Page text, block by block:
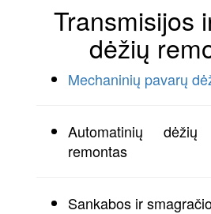
Transmisijos
dėžių
Mechaninių pavarų
Automatinių
remontas
Sankabos ir